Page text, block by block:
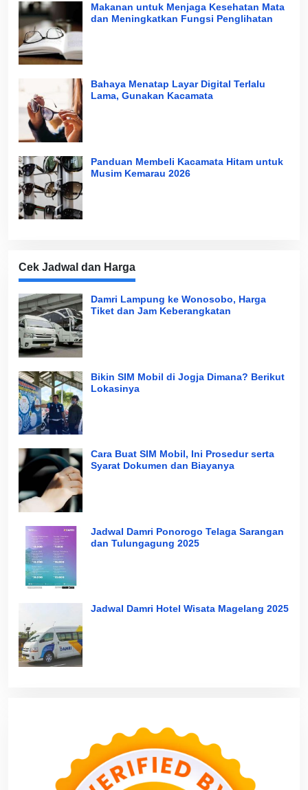
Makanan untuk Menjaga Kesehatan Mata
dan Meningkatkan Fungsi Penglihatan
Bahaya Menatap Layar Digital Terlalu
Lama, Gunakan Kacamata
Panduan Membeli Kacamata Hitam untuk
Musim Kemarau 2026
Cek Jadwal dan Harga
Damri Lampung ke Wonosobo, Harga
Tiket dan Jam Keberangkatan
Bikin SIM Mobil di Jogja Dimana? Berikut
Lokasinya
Cara Buat SIM Mobil, Ini Prosedur serta
Syarat Dokumen dan Biayanya
Jadwal Damri Ponorogo Telaga Sarangan
dan Tulungagung 2025
Jadwal Damri Hotel Wisata Magelang 2025